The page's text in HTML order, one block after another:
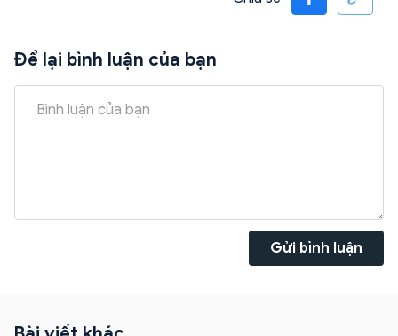
Để lại bình luận của bạn
Gửi bình luận